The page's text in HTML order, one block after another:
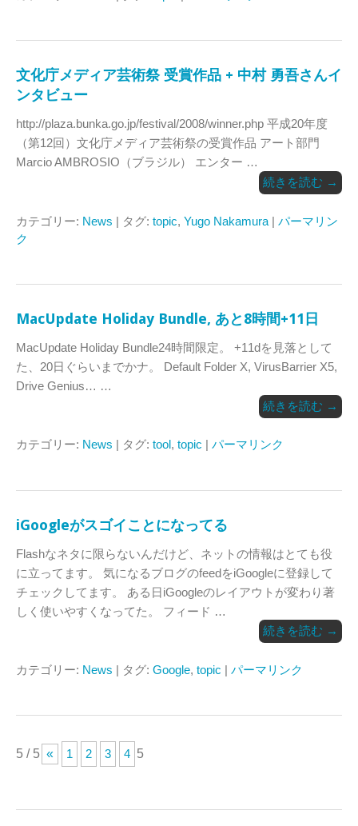
文化庁メディア芸術祭 受賞作品 + 中村 勇吾さんイ
ンタビュー
http://plaza.bunka.go.jp/festival/2008/winner.php 平成20年度
（第12回）文化庁メディア芸術祭の受賞作品 アート部門
Marcio AMBROSIO（ブラジル） エンター …
続きを読む →
カテゴリー: News | タグ: topic, Yugo Nakamura | パーマリン
ク
MacUpdate Holiday Bundle, あと8時間+11日
MacUpdate Holiday Bundle24時間限定。 +11dを見落として
た、20日ぐらいまでかナ。 Default Folder X, VirusBarrier X5,
Drive Genius… …
続きを読む →
カテゴリー: News | タグ: tool, topic | パーマリンク
iGoogleがスゴイことになってる
Flashなネタに限らないんだけど、ネットの情報はとても役
に立ってます。 気になるブログのfeedをiGoogleに登録して
チェックしてます。 ある日iGoogleのレイアウトが変わり著
しく使いやすくなってた。 フィード …
続きを読む →
カテゴリー: News | タグ: Google, topic | パーマリンク
5 / 5 « 1 2 3 4 5